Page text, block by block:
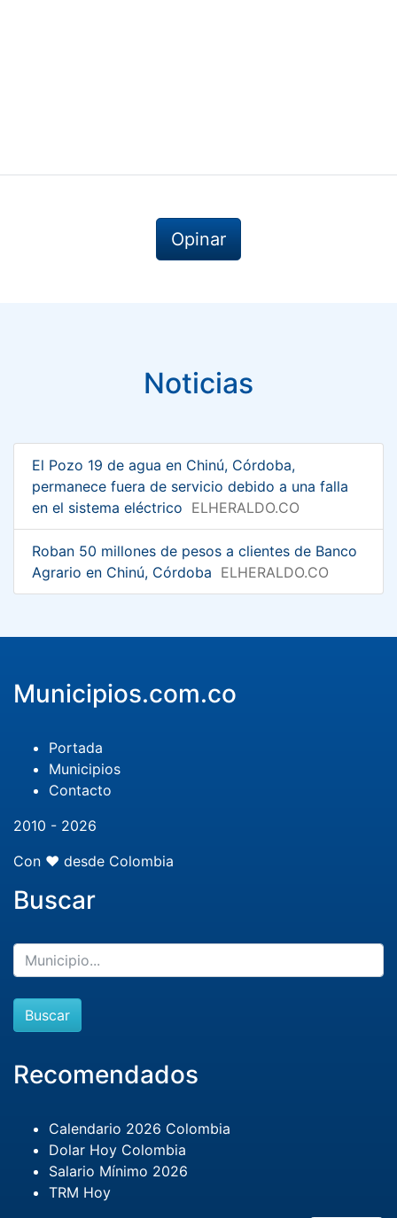
Opinar
Noticias
El Pozo 19 de agua en Chinú, Córdoba,
permanece fuera de servicio debido a una falla
en el sistema eléctrico ELHERALDO.CO
Roban 50 millones de pesos a clientes de Banco
Agrario en Chinú, Córdoba ELHERALDO.CO
Municipios.com.co
Portada
Municipios
Contacto
2010 - 2026
Con ❤️ desde Colombia
Buscar
Buscar
Recomendados
Calendario 2026 Colombia
Dolar Hoy Colombia
Salario Mínimo 2026
TRM Hoy